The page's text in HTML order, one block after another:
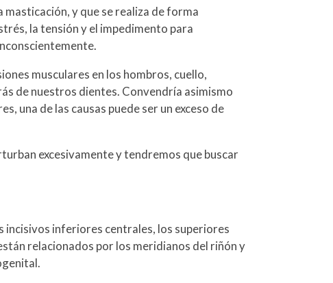
masticación, y que se realiza de forma
la tensión y el impedimento para
musculares en los hombros, cuello,
de nuestros dientes. Convendría asimismo
una de las causas puede ser un exceso de
excesivamente y tendremos que buscar
incisivos inferiores centrales, los superiores
relacionados por los meridianos del riñón y